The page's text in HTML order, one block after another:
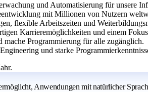
und Automatisierung für unsere
mit Millionen von Nutzern
flexible Arbeitszeiten und
Karrieremöglichkeiten und einem
Programmierung für alle zugänglich.
und starke
Anwendungen mit natürlicher